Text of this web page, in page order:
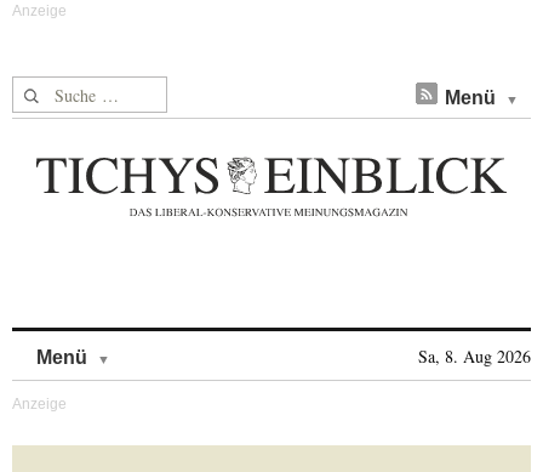
Suche nach: Menü
Menü Sa, 8. Aug 2026